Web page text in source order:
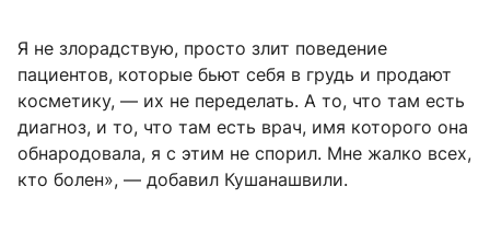
Я не злорадствую, просто злит поведение
пациентов, которые бьют себя в грудь и продают
косметику, — их не переделать. А то, что там есть
диагноз, и то, что там есть врач, имя которого она
обнародовала, я с этим не спорил. Мне жалко всех,
кто болен», — добавил Кушанашвили.